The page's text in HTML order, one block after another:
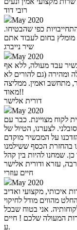
רובי דוד
May 2020
כפי שהבטיחו.
שיר נייברג
May 2020
של 10 חודשים. המכשיר עבד מעולה, ללא אף
ומהירה (גם להורים לא
מתחשב ואמין. ממליצה
מאוד!!
דורית אלישר
May 2020
לקוח מצויינת. כבר עם
לצערנו, הטיול של
על המכשיר מוקדם
בהחזרת הכסף ששילמנו
שמחנו להיות בין קהל
חיים עוזרי
May 2020
איכותי, מקצועי ואדיב
מהווים מודל לחיקוי
אני בטוח שבכל
המעולה שלכם ! חיים
ע.